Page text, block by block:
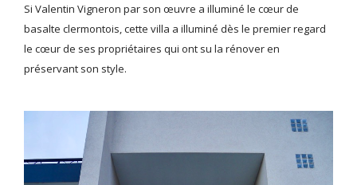
Si Valentin Vigneron par son œuvre a illuminé le cœur de
basalte clermontois, cette villa a illuminé dès le premier regard
le cœur de ses propriétaires qui ont su la rénover en
préservant son style.